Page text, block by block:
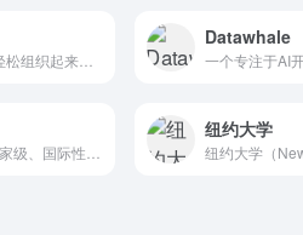
Datawhale
纽约大学